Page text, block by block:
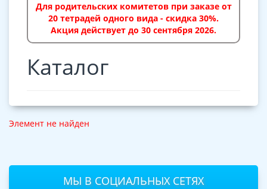
Для родительских комитетов при заказе от
20 тетрадей одного вида - скидка 30%.
Акция действует до 30 сентября 2026.
Каталог
Элемент не найден
МЫ В СОЦИАЛЬНЫХ СЕТЯХ